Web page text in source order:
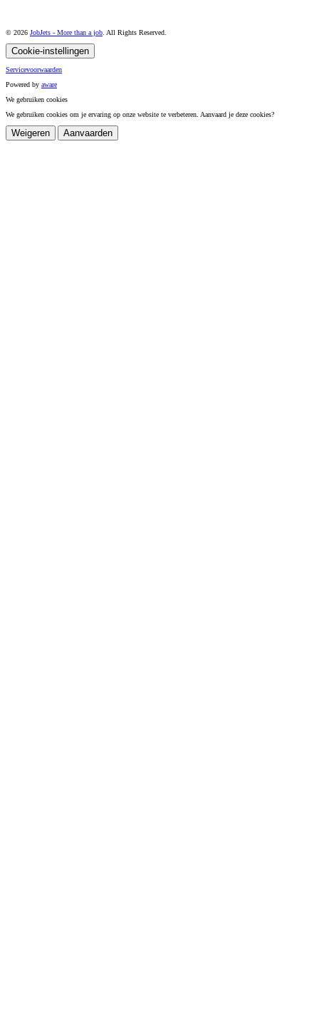
© 2026 JobJets - More than a job . All Rights Reserved.
Cookie-instellingen
Servicevoorwaarden
Powered by aware
We gebruiken cookies
We gebruiken cookies om je ervaring op onze website te verbeteren. Aanvaard je deze cookies?
Weigeren Aanvaarden